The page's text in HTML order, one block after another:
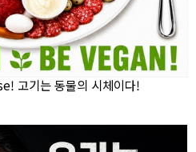
고기는 동물의 시체이다!